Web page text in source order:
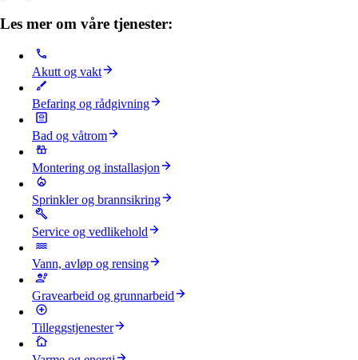
Les mer om våre tjenester:
Akutt og vakt
Befaring og rådgivning
Bad og våtrom
Montering og installasjon
Sprinkler og brannsikring
Service og vedlikehold
Vann, avløp og rensing
Gravearbeid og grunnarbeid
Tilleggstjenester